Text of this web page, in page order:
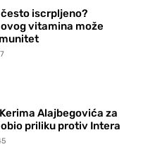
iscrpljeno?
vitamina može
Alajbegovića za
priliku protiv Intera